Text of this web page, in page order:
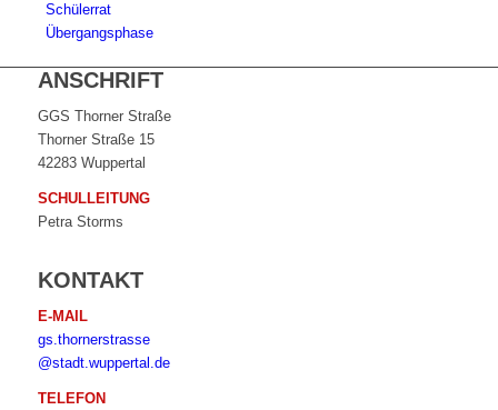
Schülerrat
Übergangsphase
ANSCHRIFT
GGS Thorner Straße
Thorner Straße 15
42283 Wuppertal
SCHULLEITUNG
Petra Storms
KONTAKT
E-MAIL
gs.thornerstrasse
@stadt.wuppertal.de
TELEFON